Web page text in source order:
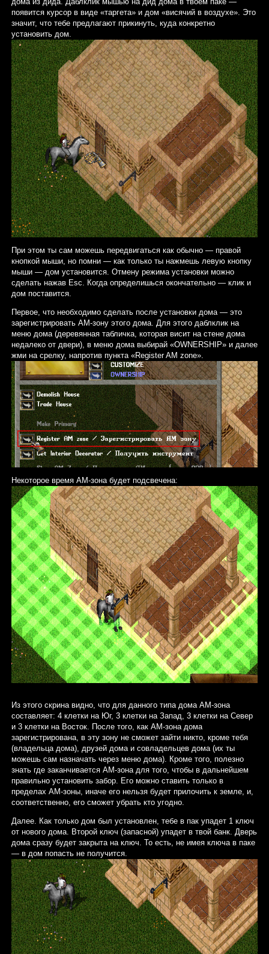
появится курсор в виде «таргета» и дом «висячий в воздухе». Это
значит, что тебе предлагают прикинуть, куда конкретно
установить дом.
При этом ты сам можешь передвигаться как обычно — правой
кнопкой мыши, но помни — как только ты нажмешь левую кнопку
мыши — дом установится. Отмену режима установки можно
сделать нажав Esc. Когда определишься окончательно — клик и
дом поставится.
Первое, что необходимо сделать после установки дома — это
зарегистрировать АМ-зону этого дома. Для этого даблклик на
меню дома (деревянная табличка, которая висит на стене дома
недалеко от двери), в меню дома выбирай «OWNERSHIP» и далее
жми на срелку, напротив пункта «Register AM zone».
Некоторое время АМ-зона будет подсвечена:
Из этого скрина видно, что для данного типа дома АМ-зона
составляет: 4 клетки на Юг, 3 клетки на Запад, 3 клетки на Север
и 3 клетки на Восток. После того, как АМ-зона дома
зарегистрирована, в эту зону не сможет зайти никто, кроме тебя
(владельца дома), друзей дома и совладельцев дома (их ты
можешь сам назначать через меню дома). Кроме того, полезно
знать где заканчивается АМ-зона для того, чтобы в дальнейшем
правильно установить забор. Его можно ставить только в
пределах АМ-зоны, иначе его нельзя будет прилочить к земле, и,
соответственно, его сможет убрать кто угодно.
Далее. Как только дом был установлен, тебе в пак упадет 1 ключ
от нового дома. Второй ключ (запасной) упадет в твой банк. Дверь
дома сразу будет закрыта на ключ. То есть, не имея ключа в паке
— в дом попасть не получится.